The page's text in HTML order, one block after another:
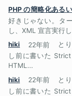
PHP の簡略化ある
好きじゃない。タ
し、XML 宣言実行
hiki
22年前
と
し前に書いた
HTML...
hiki
22年前
と
し前に書いた